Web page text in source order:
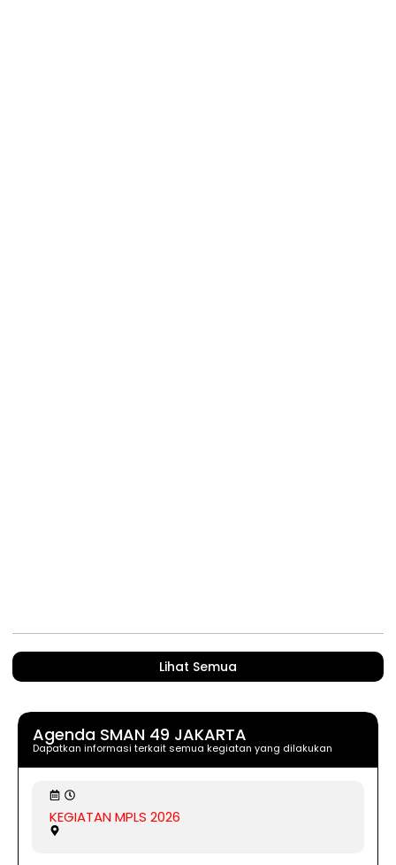
Lihat Semua
Agenda SMAN 49 JAKARTA
Dapatkan informasi terkait semua kegiatan yang dilakukan
KEGIATAN MPLS 2026